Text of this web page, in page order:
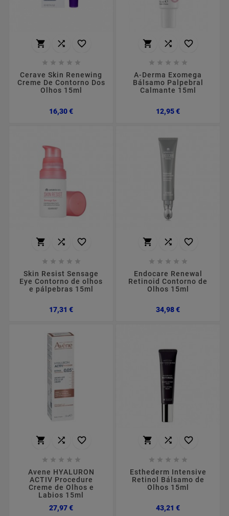
  
    
Cerave Skin Renewing
Creme De Contorno Dos
Olhos 15ml
16,30 €Preço
  
    
A-Derma Exomega
Bálsamo Palpebral
Calmante 15ml
12,95 €Preço
  
    
Skin Resist Sensage
Eye Contorno de olhos
e pálpebras 15ml
17,31 €Preço
  
    
Endocare Renewal
Retinoid Contorno de
Olhos 15ml
34,98 €Preço
  
    
Avene HYALURON
ACTIV Procedure
Creme de Olhos e
Labios 15ml
27,97 €Preço
  
    
Esthederm Intensive
Retinol Bálsamo de
Olhos 15ml
43,21 €Preço